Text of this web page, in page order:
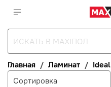
Главная Ламинат Ideal